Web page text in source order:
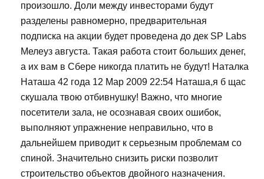
произошло. Доли между инвесторами будут
разделены равномерно, предварительная
подписка на акции будет проведена до дек SP Labs
Мелеуз августа. Такая работа стоит больших денег,
а их вам в Сбере никогда платить не будут! Наталка
Наташа 42 года 12 Мар 2009 22:54 Наташа,я б щас
скушала твою отбивнушку! Важно, что многие
посетители зала, не осознавая своих ошибок,
выполняют упражнение неправильно, что в
дальнейшем приводит к серьезным проблемам со
спиной. Значительно снизить риски позволит
строительство объектов двойного назначения.